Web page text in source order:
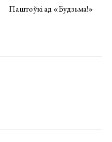
Паштоўкі ад «Будзьма!»